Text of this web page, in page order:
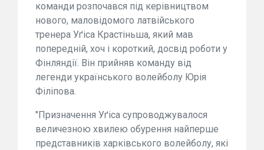
команди розпочався під керівництвом
нового, маловідомого латвійського
тренера Уґіса Крастіньша, який мав
попередній, хоч і короткий, досвід роботи у
Фінляндії. Він прийняв команду від
легенди українського волейболу Юрія
Філіпова.
"Призначення Уґіса супроводжувалося
величезною хвилею обурення найперше
представників харківського волейболу, які